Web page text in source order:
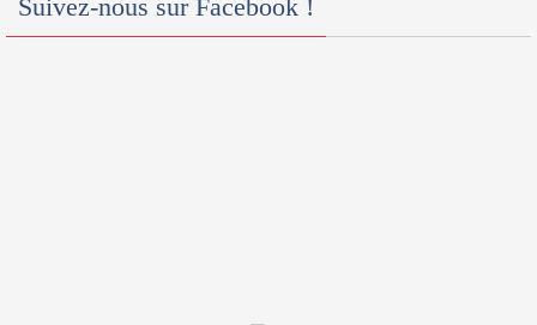
Suivez-nous sur Facebook !